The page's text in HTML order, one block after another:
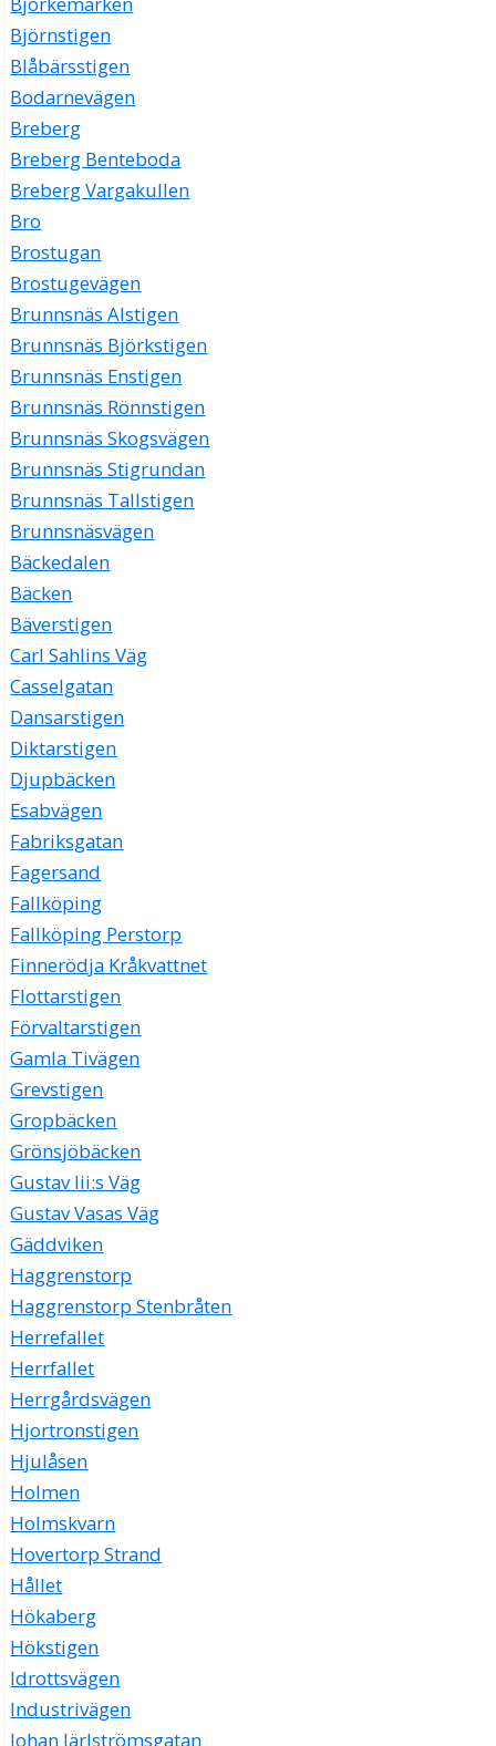
Björnstigen
Blåbärsstigen
Bodarnevägen
Breberg
Breberg Benteboda
Breberg Vargakullen
Bro
Brostugan
Brostugevägen
Brunnsnäs Alstigen
Brunnsnäs Björkstigen
Brunnsnäs Enstigen
Brunnsnäs Rönnstigen
Brunnsnäs Skogsvägen
Brunnsnäs Stigrundan
Brunnsnäs Tallstigen
Brunnsnäsvägen
Bäckedalen
Bäcken
Bäverstigen
Carl Sahlins Väg
Casselgatan
Dansarstigen
Diktarstigen
Djupbäcken
Esabvägen
Fabriksgatan
Fagersand
Fallköping
Fallköping Perstorp
Finnerödja Kråkvattnet
Flottarstigen
Förvaltarstigen
Gamla Tivägen
Grevstigen
Gropbäcken
Grönsjöbäcken
Gustav Iii:s Väg
Gustav Vasas Väg
Gäddviken
Haggrenstorp
Haggrenstorp Stenbråten
Herrefallet
Herrfallet
Herrgårdsvägen
Hjortronstigen
Hjulåsen
Holmen
Holmskvarn
Hovertorp Strand
Hållet
Hökaberg
Hökstigen
Idrottsvägen
Industrivägen
Johan Järlströmsgatan